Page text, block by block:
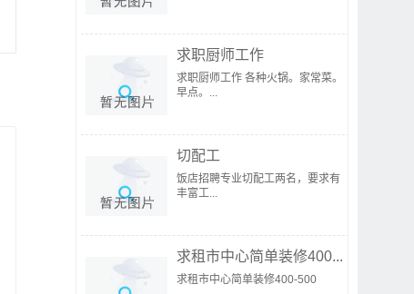
求职厨师工作
求职厨师工作 各种火锅。家常菜。
早点。...
切配工
饭店招聘专业切配工两名，要求有
丰富工...
求租市中心简单装修400...
求租市中心简单装修400-500